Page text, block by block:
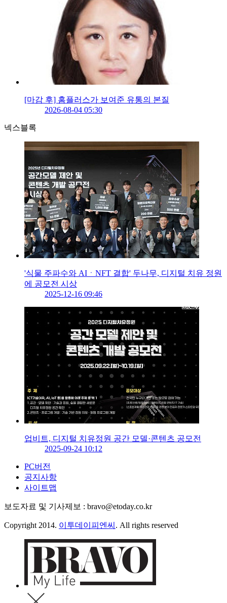
[마감 후] 홈플러스가 보여준 유통의 본질
2026-08-04 05:30
넥스블록
'식물 주파수와 AIㆍNFT 결합' 두나무, 디지털 치유 정원
에 공모전 시상
2025-12-16 09:46
업비트, 디지털 치유정원 공간 모델·콘텐츠 공모전
2025-09-24 10:12
PC버전
공지사항
사이트맵
보도자료 및 기사제보 : bravo@etoday.co.kr
Copyright 2014. 이투데이피엔씨 . All rights reserved